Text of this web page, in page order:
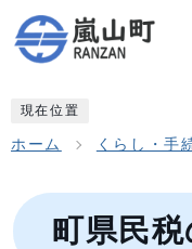
現在位置
ホーム くらし・手
町県民